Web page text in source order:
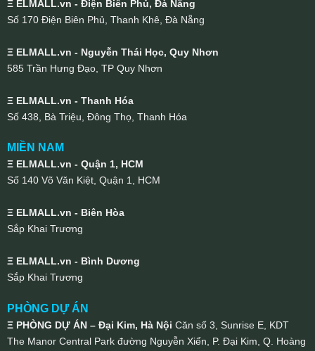
Ξ ELMALL.vn - Điện Biên Phủ, Đà Nẵng
Số 170 Điện Biên Phủ, Thanh Khê, Đà Nẵng
Ξ ELMALL.vn - Nguyễn Thái Học, Quy Nhơn
585 Trần Hưng Đạo, TP Quy Nhơn
Ξ ELMALL.vn - Thanh Hóa
Số 438, Bà Triệu, Đông Thọ, Thanh Hóa
MIỀN NAM
Ξ ELMALL.vn - Quận 1, HCM
Số 140 Võ Văn Kiệt, Quận 1, HCM
Ξ ELMALL.vn - Biên Hòa
Sắp Khai Trương
Ξ ELMALL.vn - Bình Dương
Sắp Khai Trương
PHÒNG DỰ ÁN
Ξ PHÒNG DỰ ÁN – Đại Kim, Hà Nội Căn số 3, Sunrise E, KDT
The Manor Central Park đường Nguyễn Xiển, P. Đại Kim, Q. Hoàng